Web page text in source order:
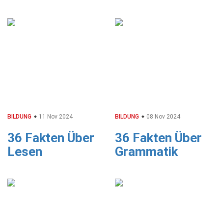
BILDUNG 11 Nov 2024
36 Fakten Über
Lesen
BILDUNG 08 Nov 2024
36 Fakten Über
Grammatik